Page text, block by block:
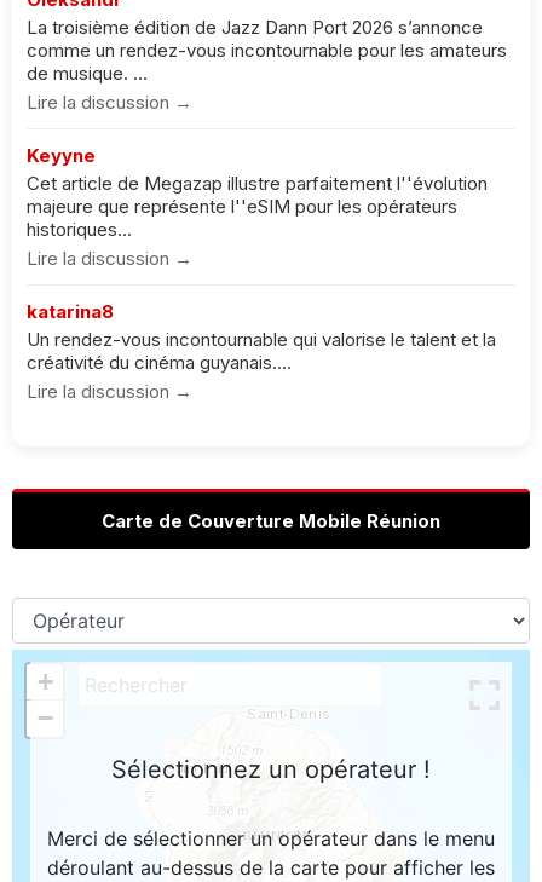
La troisième édition de Jazz Dann Port 2026 s’annonce
comme un rendez-vous incontournable pour les amateurs
de musique. ...
Lire la discussion →
Keyyne
Cet article de Megazap illustre parfaitement l''évolution
majeure que représente l''eSIM pour les opérateurs
historiques...
Lire la discussion →
katarina8
Un rendez-vous incontournable qui valorise le talent et la
créativité du cinéma guyanais....
Lire la discussion →
Carte de Couverture Mobile Réunion